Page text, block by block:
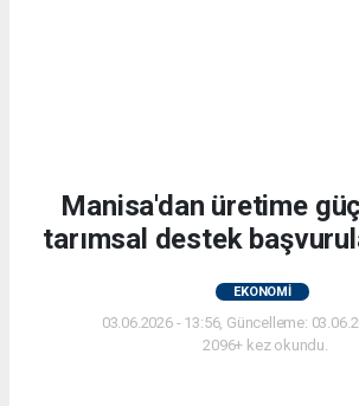
Manisa'dan üretime
tarımsal destek
EKONOMİ
03.06.2026 - 13:56, Güncelleme:
2096+ kez okundu.